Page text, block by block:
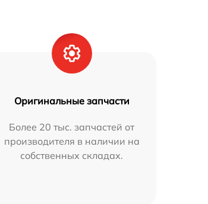
Оригинальные запчасти
Более 20 тыс. запчастей от
производителя в наличии на
собственных складах.